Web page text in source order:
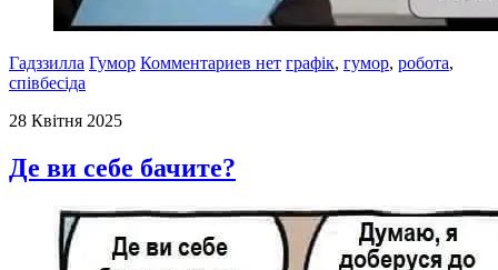
Гадззилла Гумор Комментариев нет графік, гумор, робота,
співбесіда
28 Квітня 2025
Де ви себе бачите?